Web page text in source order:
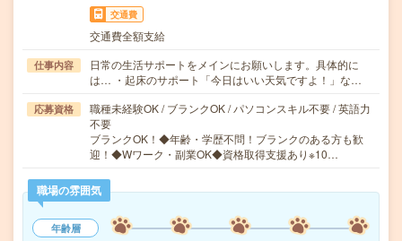
交通費
交通費全額支給
仕事内容
日常の生活サポートをメインにお願いします。具体的に
は… ・起床のサポート「今日はいい天気ですよ！」な…
応募資格
職種未経験OK / ブランクOK / パソコンスキル不要 / 英語力
不要
ブランクOK！◆年齢・学歴不問！ブランクのある方も歓
迎！◆Wワーク・副業OK◆資格取得支援あり※10…
職場の雰囲気
年齢層